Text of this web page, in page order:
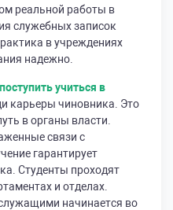
реальной работы в
служебных записок
в учреждениях
надежно.
поступить учиться в
карьеры чиновника. Это
в органы власти.
связи с
гарантирует
Студенты проходят
и отделах.
начинается во